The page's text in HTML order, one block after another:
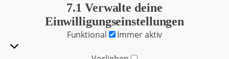
7.1 Verwalte deine
Einwilligungseinstellungen
Funktional Funktional
Immer aktiv